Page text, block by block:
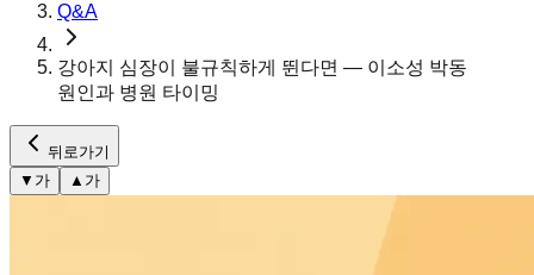
Q&A
강아지 심장이 불규칙하게 뛴다면 — 이소성 박동
원인과 병원 타이밍
뒤로가기
▼ 가 ▲ 가